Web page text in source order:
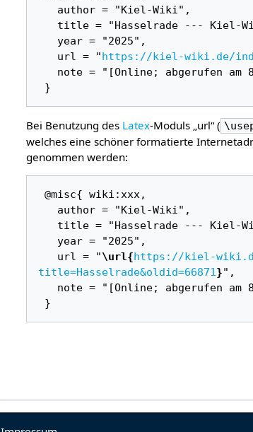
   url = "
https://kiel-wiki.de/
Bei Benutzung des Latex-Moduls „url“ (
welches eine schöner formatierte
genommen werden:
   url = "
\url{https://kiel-
title=Hasselrade&oldid=66871}",